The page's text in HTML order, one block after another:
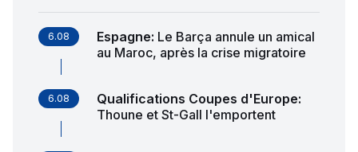
6.08 Espagne: Le Barça annule un amical
au Maroc, après la crise migratoire
6.08 Qualifications Coupes d'Europe:
Thoune et St-Gall l'emportent